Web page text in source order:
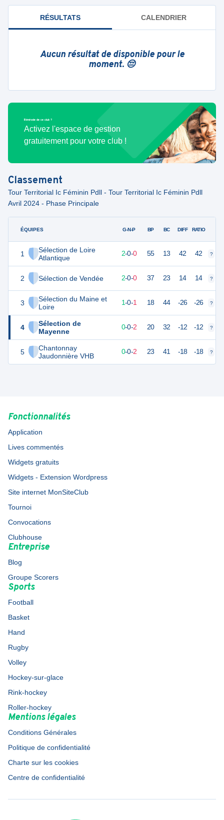
RÉSULTATS CALENDRIER
Aucun résultat de disponible pour le
moment. 😔
Bénévole de ce club ?
Activez l'espace de gestion
gratuitement pour votre club !
Classement
Tour Territorial Ic Féminin Pdll - Tour Territorial Ic Féminin Pdll
Avril 2024 - Phase Principale
ÉQUIPES
1
Sélection de Loire
Atlantique
2 Sélection de Vendée
3
Sélection du Maine et
Loire
4
Sélection de
Mayenne
5
Chantonnay
Jaudonnière VHB
G-N-P BP BC DIFF RATIO
6 2-0-0 55 13 42 42 ?
6 2-0-0 37 23 14 14 ?
4 2 1-0-1 18 44 -26 -26 ?
0-0-2 20 32 -12 -12 ?
2 0-0-2 23 41 -18 -18 ?
Fonctionnalités
Application
Lives commentés
Widgets gratuits
Widgets - Extension Wordpress
Site internet MonSiteClub
Tournoi
Convocations
Clubhouse
Entreprise
Blog
Groupe Scorers
Sports
Football
Basket
Hand
Rugby
Volley
Hockey-sur-glace
Rink-hockey
Roller-hockey
Mentions légales
Conditions Générales
Politique de confidentialité
Charte sur les cookies
Centre de confidentialité